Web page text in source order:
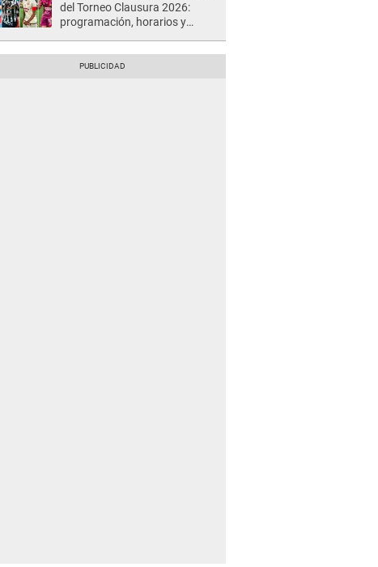
del Torneo Clausura 2026:
programación, horarios y